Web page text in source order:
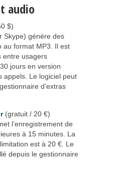
audio
$)
Skype) génère des
au format MP3. Il est
entre usagers
jours en version
appels. Le logiciel peut
d’extras
(gratuit / 20 €)
l’enregistrement de
à 15 minutes. La
est à 20 €. Le
depuis le gestionnaire